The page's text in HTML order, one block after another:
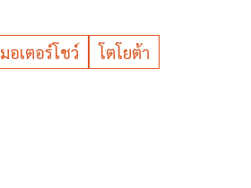
มอเตอร์โชว์
โตโยต้า